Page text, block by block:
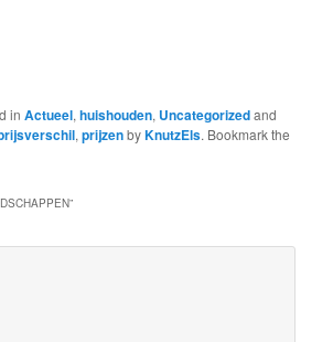
inActueel,huishouden, Uncategorizedand
,prijzenbyKnutzEls. Bookmark the
”